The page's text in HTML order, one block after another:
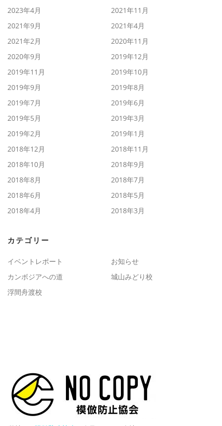
2023年4月
2021年11月
2021年9月
2021年4月
2021年2月
2020年11月
2020年9月
2019年12月
2019年11月
2019年10月
2019年9月
2019年8月
2019年7月
2019年6月
2019年5月
2019年3月
2019年2月
2019年1月
2018年12月
2018年11月
2018年10月
2018年9月
2018年8月
2018年7月
2018年6月
2018年5月
2018年4月
2018年3月
カテゴリー
イベントレポート
お知らせ
カンボジアへの道
城山みどり校
浮間舟渡校